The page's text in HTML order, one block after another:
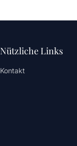
Nützliche Links
Kontakt